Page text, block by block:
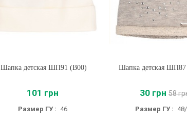
Купить
Шапка детская ШП91 (B00)
101 грн
Размер ГУ : 46
Купить
Шапка детская ШП87
30 грн 58
Размер ГУ :